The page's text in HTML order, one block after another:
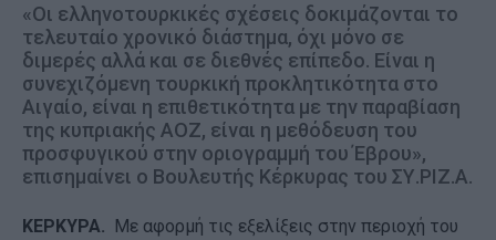
«Οι ελληνοτουρκικές σχέσεις δοκιμάζονται το
τελευταίο χρονικό διάστημα, όχι μόνο σε
διμερές αλλά και σε διεθνές επίπεδο. Είναι η
συνεχιζόμενη τουρκική προκλητικότητα στο
Αιγαίο, είναι η επιθετικότητα με την παραβίαση
της κυπριακής ΑΟΖ, είναι η μεθόδευση του
προσφυγικού στην οριογραμμή του Έβρου»,
επισημαίνει ο Βουλευτής Κέρκυρας του ΣΥ.ΡΙΖ.Α.
ΚΕΡΚΥΡΑ. Με αφορμή τις εξελίξεις στην περιοχή του